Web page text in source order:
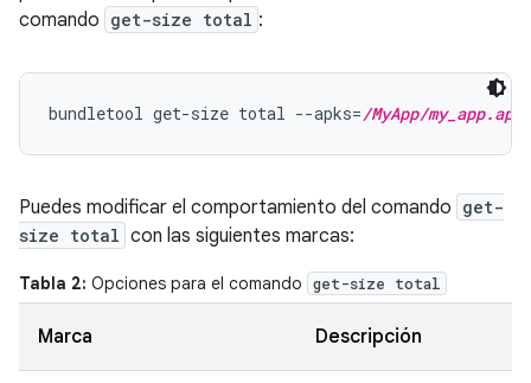
comando get-size total :
bundletool get-size total --apks=/MyApp/my_app.apks
Puedes modificar el comportamiento del comando get-
size total con las siguientes marcas:
Tabla 2: Opciones para el comando get-size total
Marca Descripción